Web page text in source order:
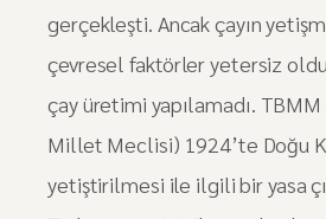
gerçekleşti. Ancak çayın
çevresel faktörler yetersiz
çay üretimi yapılamadı.
Millet Meclisi) 1924’te Doğu
yetiştirilmesi ile ilgili bir yasa